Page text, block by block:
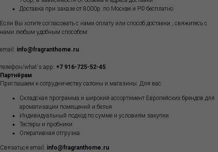
Доставка при заказе от 8000р. по Москве и РФ бесплатно
Если Вы хотите согласовать с нами оплату или способ доставки , свяжитесь с
нами любым удобным способом:
email: info@fragranthome.ru
телефон/what`s app: +7 916-725-52-45
Партнёрам
Приглашаем к сотрудничеству салоны и магазины. Для вас:
Складская программа и широкий ассортимент Европейских брендов для
ароматизации помещений и белья
Индивидуальный подход по сумме и условиям закупки
Тестеры и пробники
Оперативная отгрузка
Связаться email: info@fragranthome.ru